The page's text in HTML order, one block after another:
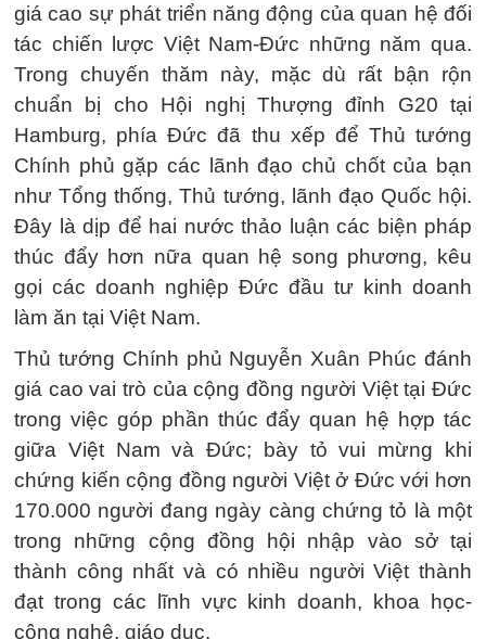
giá cao sự phát triển năng động của quan hệ đối
tác chiến lược Việt Nam-Đức những năm qua.
Trong chuyến thăm này, mặc dù rất bận rộn
chuẩn bị cho Hội nghị Thượng đỉnh G20 tại
Hamburg, phía Đức đã thu xếp để Thủ tướng
Chính phủ gặp các lãnh đạo chủ chốt của bạn
như Tổng thống, Thủ tướng, lãnh đạo Quốc hội.
Đây là dịp để hai nước thảo luận các biện pháp
thúc đẩy hơn nữa quan hệ song phương, kêu
gọi các doanh nghiệp Đức đầu tư kinh doanh
làm ăn tại Việt Nam.
Thủ tướng Chính phủ Nguyễn Xuân Phúc đánh
giá cao vai trò của cộng đồng người Việt tại Đức
trong việc góp phần thúc đẩy quan hệ hợp tác
giữa Việt Nam và Đức; bày tỏ vui mừng khi
chứng kiến cộng đồng người Việt ở Đức với hơn
170.000 người đang ngày càng chứng tỏ là một
trong những cộng đồng hội nhập vào sở tại
thành công nhất và có nhiều người Việt thành
đạt trong các lĩnh vực kinh doanh, khoa học-
công nghệ, giáo dục.